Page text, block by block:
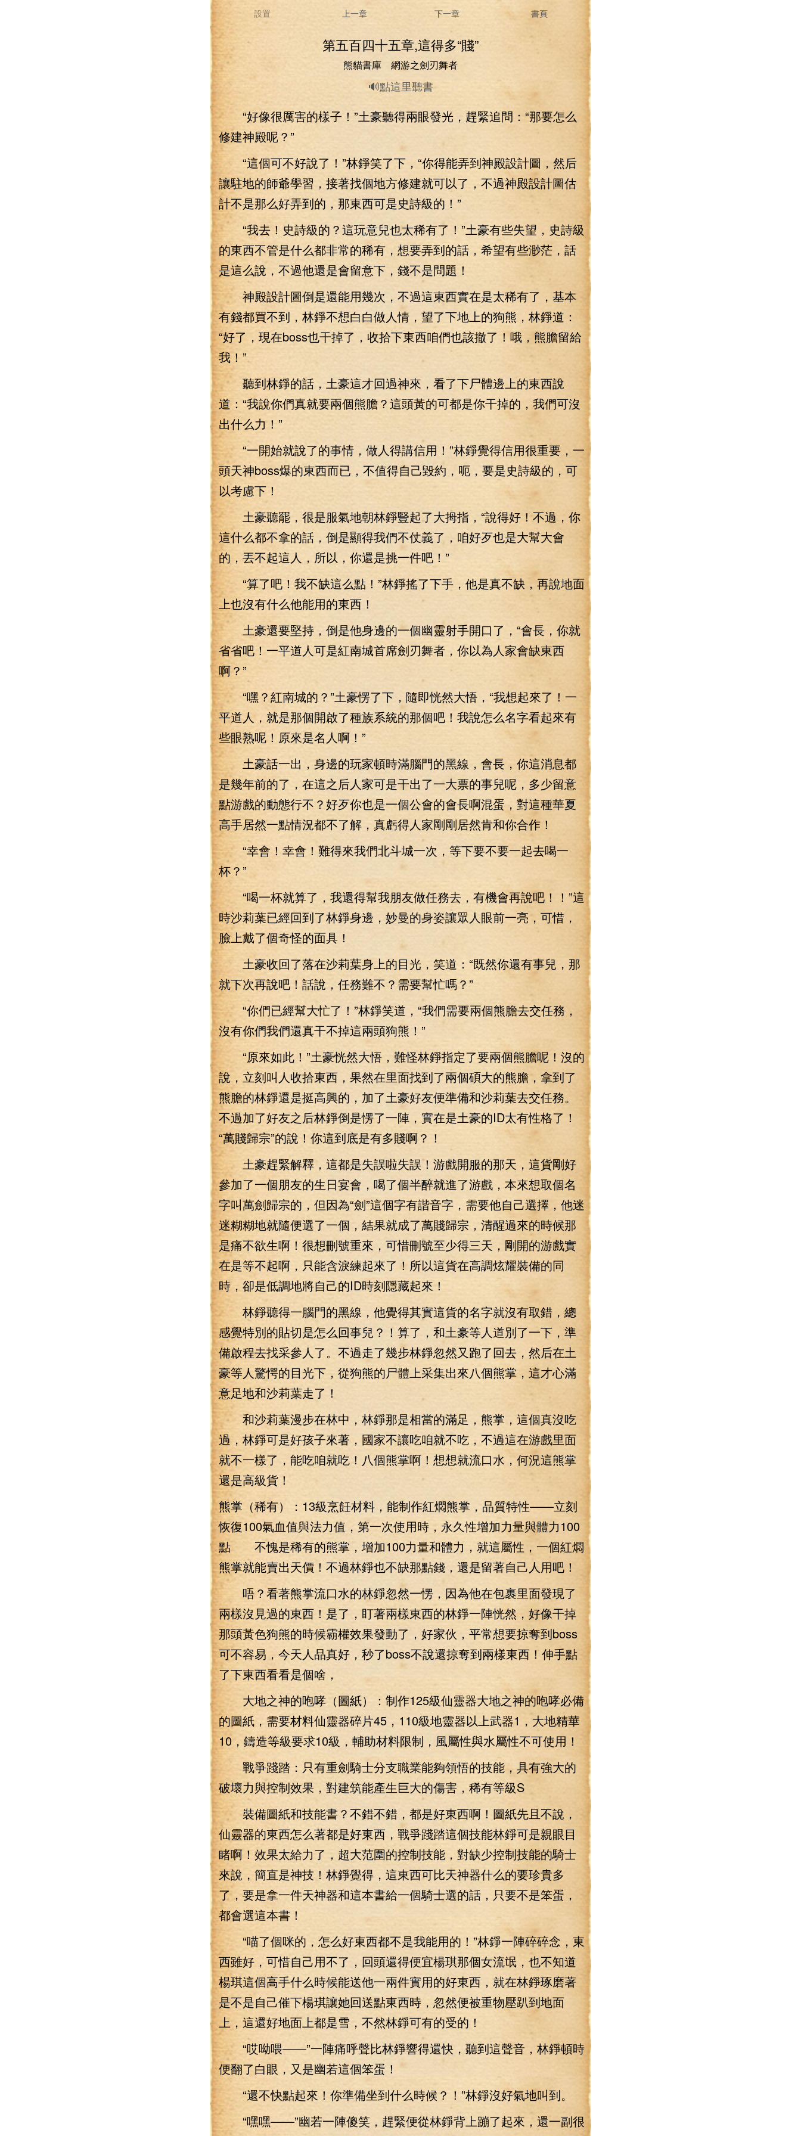
設置 上一章 下一章 書頁
第五百四十五章,這得多“賤”
熊貓書庫 網游之劍刃舞者
🔊點這里聽書
“好像很厲害的樣子！”土豪聽得兩眼發光，趕緊追問：“那要怎么
修建神殿呢？”
“這個可不好說了！”林錚笑了下，“你得能弄到神殿設計圖，然后
讓駐地的師爺學習，接著找個地方修建就可以了，不過神殿設計圖估
計不是那么好弄到的，那東西可是史詩級的！”
“我去！史詩級的？這玩意兒也太稀有了！”土豪有些失望，史詩級
的東西不管是什么都非常的稀有，想要弄到的話，希望有些渺茫，話
是這么說，不過他還是會留意下，錢不是問題！
神殿設計圖倒是還能用幾次，不過這東西實在是太稀有了，基本
有錢都買不到，林錚不想白白做人情，望了下地上的狗熊，林錚道：
“好了，現在boss也干掉了，收拾下東西咱們也該撤了！哦，熊膽留給
我！”
聽到林錚的話，土豪這才回過神來，看了下尸體邊上的東西說
道：“我說你們真就要兩個熊膽？這頭黃的可都是你干掉的，我們可沒
出什么力！”
“一開始就說了的事情，做人得講信用！”林錚覺得信用很重要，一
頭天神boss爆的東西而已，不值得自己毀約，呃，要是史詩級的，可
以考慮下！
土豪聽罷，很是服氣地朝林錚豎起了大拇指，“說得好！不過，你
這什么都不拿的話，倒是顯得我們不仗義了，咱好歹也是大幫大會
的，丟不起這人，所以，你還是挑一件吧！”
“算了吧！我不缺這么點！”林錚搖了下手，他是真不缺，再說地面
上也沒有什么他能用的東西！
土豪還要堅持，倒是他身邊的一個幽靈射手開口了，“會長，你就
省省吧！一平道人可是紅南城首席劍刃舞者，你以為人家會缺東西
啊？”
“嘿？紅南城的？”土豪愣了下，隨即恍然大悟，“我想起來了！一
平道人，就是那個開啟了種族系統的那個吧！我說怎么名字看起來有
些眼熟呢！原來是名人啊！”
土豪話一出，身邊的玩家頓時滿腦門的黑線，會長，你這消息都
是幾年前的了，在這之后人家可是干出了一大票的事兒呢，多少留意
點游戲的動態行不？好歹你也是一個公會的會長啊混蛋，對這種華夏
高手居然一點情況都不了解，真虧得人家剛剛居然肯和你合作！
“幸會！幸會！難得來我們北斗城一次，等下要不要一起去喝一
杯？”
“喝一杯就算了，我還得幫我朋友做任務去，有機會再說吧！！”這
時沙莉葉已經回到了林錚身邊，妙曼的身姿讓眾人眼前一亮，可惜，
臉上戴了個奇怪的面具！
土豪收回了落在沙莉葉身上的目光，笑道：“既然你還有事兒，那
就下次再說吧！話說，任務難不？需要幫忙嗎？”
“你們已經幫大忙了！”林錚笑道，“我們需要兩個熊膽去交任務，
沒有你們我們還真干不掉這兩頭狗熊！”
“原來如此！”土豪恍然大悟，難怪林錚指定了要兩個熊膽呢！沒的
說，立刻叫人收拾東西，果然在里面找到了兩個碩大的熊膽，拿到了
熊膽的林錚還是挺高興的，加了土豪好友便準備和沙莉葉去交任務。
不過加了好友之后林錚倒是愣了一陣，實在是土豪的ID太有性格了！
“萬賤歸宗”的說！你這到底是有多賤啊？！
土豪趕緊解釋，這都是失誤啦失誤！游戲開服的那天，這貨剛好
參加了一個朋友的生日宴會，喝了個半醉就進了游戲，本來想取個名
字叫萬劍歸宗的，但因為“劍”這個字有諧音字，需要他自己選擇，他迷
迷糊糊地就隨便選了一個，結果就成了萬賤歸宗，清醒過來的時候那
是痛不欲生啊！很想刪號重來，可惜刪號至少得三天，剛開的游戲實
在是等不起啊，只能含淚練起來了！所以這貨在高調炫耀裝備的同
時，卻是低調地將自己的ID時刻隱藏起來！
林錚聽得一腦門的黑線，他覺得其實這貨的名字就沒有取錯，總
感覺特別的貼切是怎么回事兒？！算了，和土豪等人道別了一下，準
備啟程去找采參人了。不過走了幾步林錚忽然又跑了回去，然后在土
豪等人驚愕的目光下，從狗熊的尸體上采集出來八個熊掌，這才心滿
意足地和沙莉葉走了！
和沙莉葉漫步在林中，林錚那是相當的滿足，熊掌，這個真沒吃
過，林錚可是好孩子來著，國家不讓吃咱就不吃，不過這在游戲里面
就不一樣了，能吃咱就吃！八個熊掌啊！想想就流口水，何況這熊掌
還是高級貨！
熊掌（稀有）：13級烹飪材料，能制作紅燜熊掌，品質特性——立刻
恢復100氣血值與法力值，第一次使用時，永久性增加力量與體力100
點 不愧是稀有的熊掌，增加100力量和體力，就這屬性，一個紅燜
熊掌就能賣出天價！不過林錚也不缺那點錢，還是留著自己人用吧！
唔？看著熊掌流口水的林錚忽然一愣，因為他在包裹里面發現了
兩樣沒見過的東西！是了，盯著兩樣東西的林錚一陣恍然，好像干掉
那頭黃色狗熊的時候霸權效果發動了，好家伙，平常想要掠奪到boss
可不容易，今天人品真好，秒了boss不說還掠奪到兩樣東西！伸手點
了下東西看看是個啥，
大地之神的咆哮（圖紙）：制作125級仙靈器大地之神的咆哮必備
的圖紙，需要材料仙靈器碎片45，110級地靈器以上武器1，大地精華
10，鑄造等級要求10級，輔助材料限制，風屬性與水屬性不可使用！
戰爭踐踏：只有重劍騎士分支職業能夠領悟的技能，具有強大的
破壞力與控制效果，對建筑能產生巨大的傷害，稀有等級S
裝備圖紙和技能書？不錯不錯，都是好東西啊！圖紙先且不說，
仙靈器的東西怎么著都是好東西，戰爭踐踏這個技能林錚可是親眼目
睹啊！效果太給力了，超大范圍的控制技能，對缺少控制技能的騎士
來說，簡直是神技！林錚覺得，這東西可比天神器什么的要珍貴多
了，要是拿一件天神器和這本書給一個騎士選的話，只要不是笨蛋，
都會選這本書！
“喵了個咪的，怎么好東西都不是我能用的！”林錚一陣碎碎念，東
西雖好，可惜自己用不了，回頭還得便宜楊琪那個女流氓，也不知道
楊琪這個高手什么時候能送他一兩件實用的好東西，就在林錚琢磨著
是不是自己催下楊琪讓她回送點東西時，忽然便被重物壓趴到地面
上，這還好地面上都是雪，不然林錚可有的受的！
“哎呦喂——”一陣痛呼聲比林錚響得還快，聽到這聲音，林錚頓時
便翻了白眼，又是幽若這個笨蛋！
“還不快點起來！你準備坐到什么時候？！”林錚沒好氣地叫到。
“嘿嘿——”幽若一陣傻笑，趕緊便從林錚背上蹦了起來，還一副很